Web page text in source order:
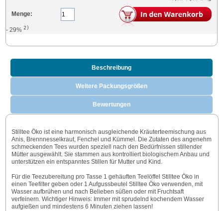
Menge:
- 29%2)
Beschreibung
Weitere Packungsgrößen
Bewertungen
Stilltee Öko ist eine harmonisch ausgleichende Kräuterteemischung aus
Anis, Brennnesselkraut, Fenchel und Kümmel. Die Zutaten des angenehm
schmeckenden Tees wurden speziell nach den Bedürfnissen stillender
Mütter ausgewählt. Sie stammen aus kontrolliert biologischem Anbau und
unterstützen ein entspanntes Stillen für Mutter und Kind.
Für die Teezubereitung pro Tasse 1 gehäuften Teelöffel Stilltee Öko in
einen Teefilter geben oder 1 Aufgussbeutel Stilltee Öko verwenden, mit
Wasser aufbrühen und nach Belieben süßen oder mit Fruchtsaft
verfeinern. Wichtiger Hinweis: Immer mit sprudelnd kochendem Wasser
aufgießen und mindestens 6 Minuten ziehen lassen!